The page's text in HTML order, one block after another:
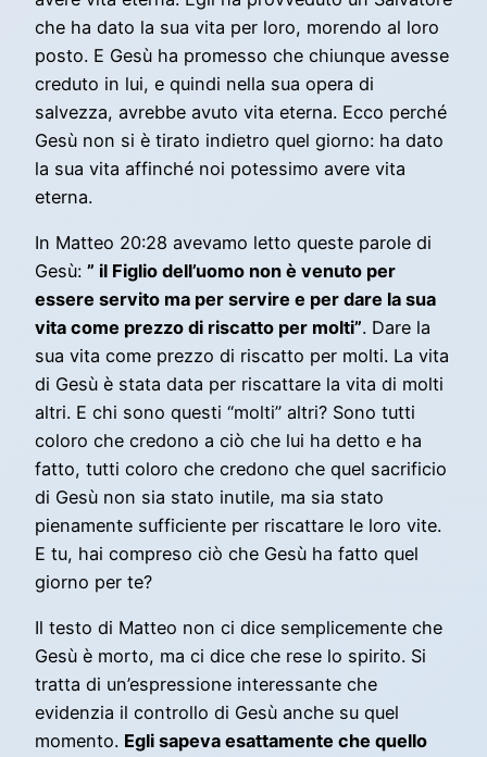
che ha dato la sua vita per loro, morendo al loro
posto. E Gesù ha promesso che chiunque avesse
creduto in lui, e quindi nella sua opera di
salvezza, avrebbe avuto vita eterna. Ecco perché
Gesù non si è tirato indietro quel giorno: ha dato
la sua vita affinché noi potessimo avere vita
eterna.
In Matteo 20:28 avevamo letto queste parole di
Gesù: ” il Figlio dell’uomo non è venuto per
essere servito ma per servire e per dare la sua
vita come prezzo di riscatto per molti”. Dare la
sua vita come prezzo di riscatto per molti. La vita
di Gesù è stata data per riscattare la vita di molti
altri. E chi sono questi “molti” altri? Sono tutti
coloro che credono a ciò che lui ha detto e ha
fatto, tutti coloro che credono che quel sacrificio
di Gesù non sia stato inutile, ma sia stato
pienamente sufficiente per riscattare le loro vite.
E tu, hai compreso ciò che Gesù ha fatto quel
giorno per te?
Il testo di Matteo non ci dice semplicemente che
Gesù è morto, ma ci dice che rese lo spirito. Si
tratta di un’espressione interessante che
evidenzia il controllo di Gesù anche su quel
momento. Egli sapeva esattamente che quello